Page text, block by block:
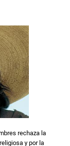
rechaza la
y por la